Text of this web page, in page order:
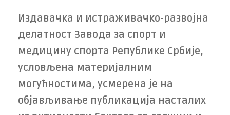
Издавачка и истраживачко-развојна
делатност Завода за спорт и
медицину спорта Републике Србије,
условљена материјалним
могућностима, усмерена је на
објављивање публикација насталих